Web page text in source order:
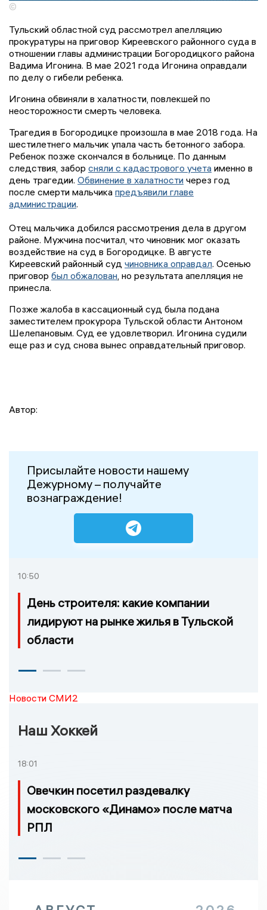
©
Тульский областной суд рассмотрел апелляцию
прокуратуры на приговор Киреевского районного суда в
отношении главы администрации Богородицкого района
Вадима Игонина. В мае 2021 года Игонина оправдали
по делу о гибели ребенка.
Игонина обвиняли в халатности, повлекшей по
неосторожности смерть человека.
Трагедия в Богородицке произошла в мае 2018 года. На
шестилетнего мальчик упала часть бетонного забора.
Ребенок позже скончался в больнице. По данным
следствия, забор сняли с кадастрового учета именно в
день трагедии. Обвинение в халатности через год
после смерти мальчика предъявили главе
администрации.
Отец мальчика добился рассмотрения дела в другом
районе. Мужчина посчитал, что чиновник мог оказать
воздействие на суд в Богородицке. В августе
Киреевский районный суд чиновника оправдал. Осенью
приговор был обжалован, но результата апелляция не
принесла.
Позже жалоба в кассационный суд была подана
заместителем прокурора Тульской области Антоном
Шелепановым. Суд ее удовлетворил. Игонина судили
еще раз и суд снова вынес оправдательный приговор.
Автор:
Присылайте новости нашему
Дежурному – получайте
вознаграждение!
10:50
День строителя: какие компании
лидируют на рынке жилья в Тульской
области
Новости СМИ2
Наш Хоккей
18:01
Овечкин посетил раздевалку
московского «Динамо» после матча
РПЛ